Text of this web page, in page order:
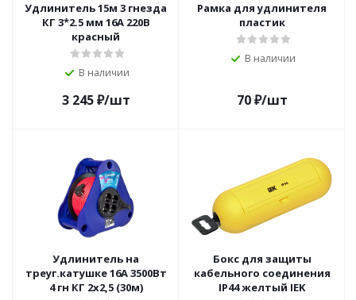
Удлинитель 15м 3 гнезда
КГ 3*2.5 мм 16А 220В
красный
В наличии
3 245₽/шт
Рамка для удлинителя
пластик
В наличии
70₽/шт
Удлинитель на
треуг.катушке 16А 3500Вт
4 гн КГ 2x2,5 (30м)
Бокс для защиты
кабельного соединения
IP44 желтый IEK